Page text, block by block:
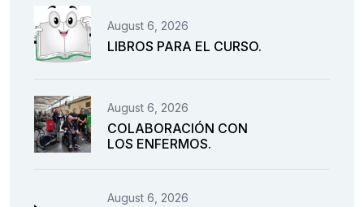
August 6, 2026
LIBROS PARA EL CURSO.
August 6, 2026
COLABORACIÓN CON
LOS ENFERMOS.
August 6, 2026